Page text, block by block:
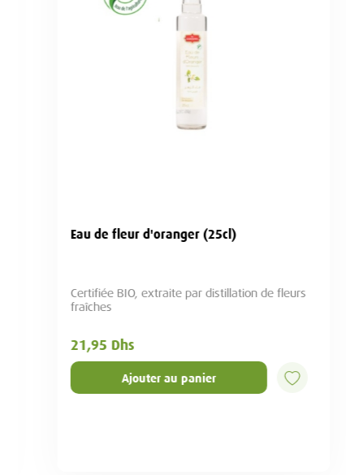
Eau de fleur d'oranger (25cl)
Certifiée BIO, extraite par distillation de fleurs
fraîches
21,95 Dhs
Ajouter au panier